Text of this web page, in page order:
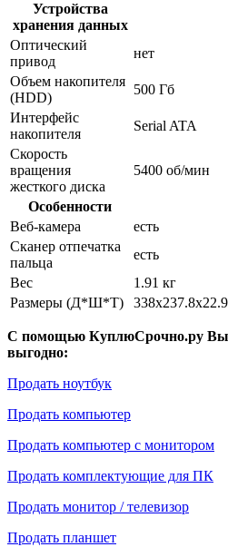
Устройства
хранения данных
Оптический
привод
нет
Объем накопителя
(HDD)
500 Гб
Интерфейс
накопителя
Serial ATA
Скорость
вращения
жесткого диска
5400 об/мин
Особенности
Веб-камера
есть
Сканер отпечатка
пальца
есть
Вес
1.91 кг
Размеры (Д*Ш*Т)
С помощью КуплюСрочно.ру Вы
выгодно:
Продать ноутбук
Продать компьютер
Продать компьютер с монитором
Продать комплектующие для ПК
Продать монитор / телевизор
Продать планшет